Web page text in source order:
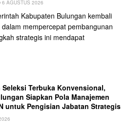
6 AGUSTUS 2026
Kabupaten Bulungan kembali
mempercepat pembangunan
strategis ini mendapat
Terbuka Konvensional,
Siapkan Pola Manajemen
untuk Pengisian Jabatan Strategis